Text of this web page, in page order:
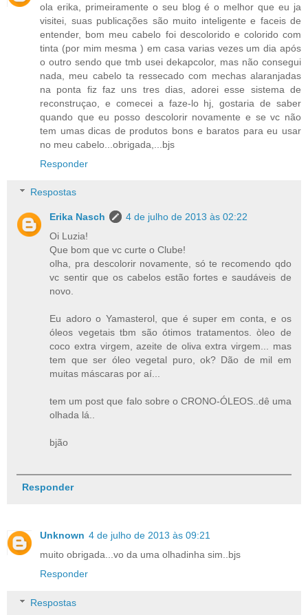
ola erika, primeiramente o seu blog é o melhor que eu ja
visitei, suas publicações são muito inteligente e faceis de
entender, bom meu cabelo foi descolorido e colorido com
tinta (por mim mesma ) em casa varias vezes um dia após
o outro sendo que tmb usei dekapcolor, mas não consegui
nada, meu cabelo ta ressecado com mechas alaranjadas
na ponta fiz faz uns tres dias, adorei esse sistema de
reconstruçao, e comecei a faze-lo hj, gostaria de saber
quando que eu posso descolorir novamente e se vc não
tem umas dicas de produtos bons e baratos para eu usar
no meu cabelo...obrigada,...bjs
Responder
Respostas
Erika Nasch
4 de julho de 2013 às 02:22
Oi Luzia!
Que bom que vc curte o Clube!
olha, pra descolorir novamente, só te recomendo qdo
vc sentir que os cabelos estão fortes e saudáveis de
novo.
Eu adoro o Yamasterol, que é super em conta, e os
óleos vegetais tbm são ótimos tratamentos. òleo de
coco extra virgem, azeite de oliva extra virgem... mas
tem que ser óleo vegetal puro, ok? Dão de mil em
muitas máscaras por aí...
tem um post que falo sobre o CRONO-ÓLEOS..dê uma
olhada lá..
bjão
Responder
Unknown 4 de julho de 2013 às 09:21
muito obrigada...vo da uma olhadinha sim..bjs
Responder
Respostas